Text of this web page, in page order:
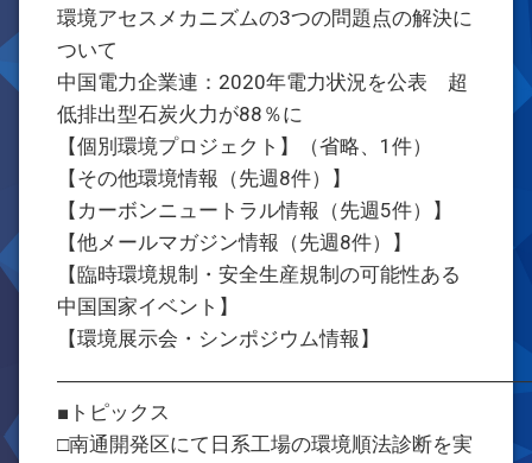
環境アセスメカニズムの3つの問題点の解決に
ついて
中国電力企業連：2020年電力状況を公表 超
低排出型石炭火力が88％に
【個別環境プロジェクト】（省略、1件）
【その他環境情報（先週8件）】
【カーボンニュートラル情報（先週5件）】
【他メールマガジン情報（先週8件）】
【臨時環境規制・安全生産規制の可能性ある
中国国家イベント】
【環境展示会・シンポジウム情報】
■トピックス
□南通開発区にて日系工場の環境順法診断を実